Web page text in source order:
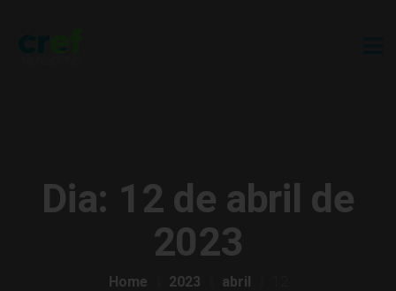
Dia: 12 de abril de
2023
Home 2023 abril